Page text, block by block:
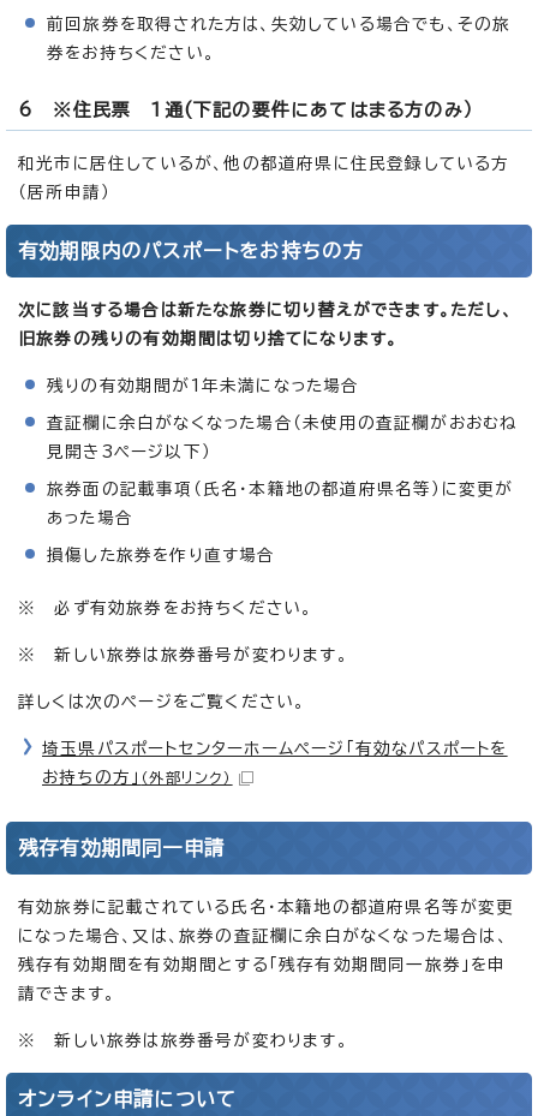
前回旅券を取得された方は、失効している場合でも、その旅
券をお持ちください。
6 ※住民票 1通(下記の要件にあてはまる方のみ）
和光市に居住しているが、他の都道府県に住民登録している方
（居所申請）
有効期限内のパスポートをお持ちの方
次に該当する場合は新たな旅券に切り替えができます。ただし、
旧旅券の残りの有効期間は切り捨てになります。
残りの有効期間が1年未満になった場合
査証欄に余白がなくなった場合（未使用の査証欄がおおむね
見開き3ページ以下）
旅券面の記載事項（氏名・本籍地の都道府県名等）に変更が
あった場合
損傷した旅券を作り直す場合
※ 必ず有効旅券をお持ちください。
※ 新しい旅券は旅券番号が変わります。
詳しくは次のページをご覧ください。
埼玉県パスポートセンターホームページ「有効なパスポートを
お持ちの方」 （外部リンク）
残存有効期間同一申請
有効旅券に記載されている氏名・本籍地の都道府県名等が変更
になった場合、又は、旅券の査証欄に余白がなくなった場合は、
残存有効期間を有効期間とする「残存有効期間同一旅券」を申
請できます。
※ 新しい旅券は旅券番号が変わります。
オンライン申請について